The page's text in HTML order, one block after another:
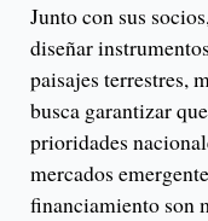
Junto con sus
diseñar
paisajes terrestres,
busca garantizar
prioridades
mercados
financiamiento son